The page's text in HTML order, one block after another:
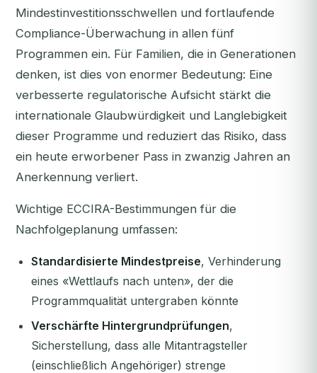
Mindestinvestitionsschwellen und fortlaufende
Compliance-Überwachung in allen fünf
Programmen ein. Für Familien, die in Generationen
denken, ist dies von enormer Bedeutung: Eine
verbesserte regulatorische Aufsicht stärkt die
internationale Glaubwürdigkeit und Langlebigkeit
dieser Programme und reduziert das Risiko, dass
ein heute erworbener Pass in zwanzig Jahren an
Anerkennung verliert.
Wichtige ECCIRA-Bestimmungen für die
Nachfolgeplanung umfassen:
Standardisierte Mindestpreise, Verhinderung
eines «Wettlaufs nach unten», der die
Programmqualität untergraben könnte
Verschärfte Hintergrundprüfungen,
Sicherstellung, dass alle Mitantragsteller
(einschließlich Angehöriger) strenge